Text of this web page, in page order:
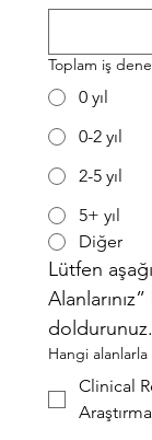
Toplam iş
0 yıl
0-2 yıl
2-5 yıl
5+ yıl
Diğer
Lütfen
doldurunuz.
Hangi alanlarla
Clinical